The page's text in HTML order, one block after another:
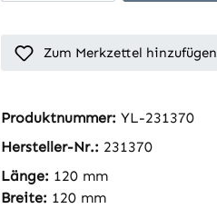
Zum Merkzettel hinzufügen
Produktnummer: YL-231370
Hersteller-Nr.: 231370
Länge: 120 mm
Breite: 120 mm